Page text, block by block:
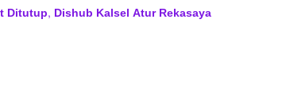
Ditutup, Dishub Kalsel Atur Rekasaya